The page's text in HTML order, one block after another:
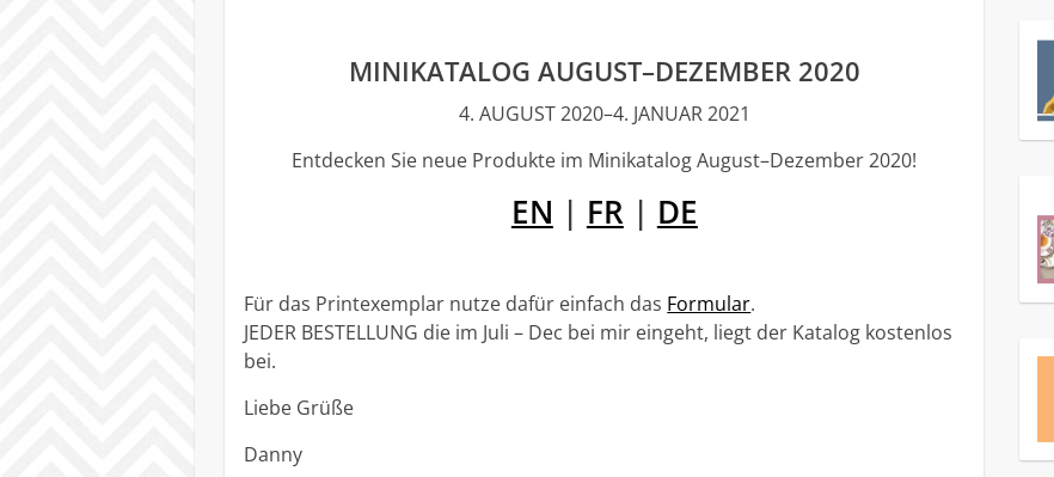
MINIKATALOG AUGUST–DEZEMBER 2020
4. AUGUST 2020–4. JANUAR 2021
Entdecken Sie neue Produkte im Minikatalog August–Dezember 2020!
EN | FR| DE
Für das Printexemplar nutze dafür einfach das Formular.
JEDER BESTELLUNG die im Juli – Dec bei mir eingeht, liegt der Katalog kostenlos
bei.
Liebe Grüße
Danny